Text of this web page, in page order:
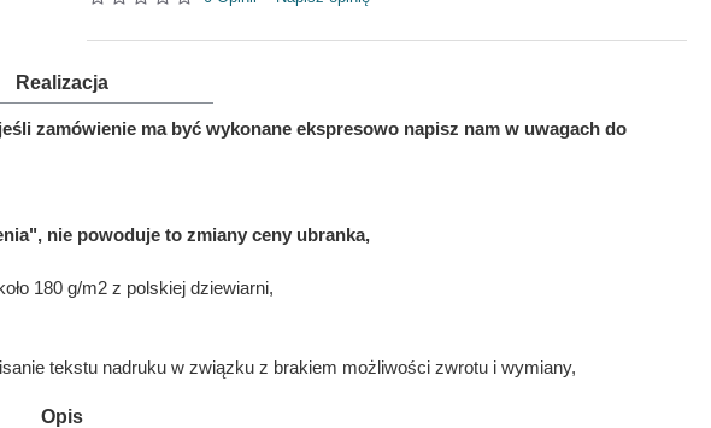
Realizacja
zamówienie ma być wykonane ekspresowo napisz nam w uwagach do
nie powoduje to zmiany ceny ubranka,
180 g/m2 z polskiej dziewiarni,
tekstu nadruku w związku z brakiem możliwości zwrotu i wymiany,
Opis